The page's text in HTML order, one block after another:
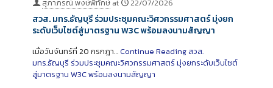
สุภาภรณ์ พงษ์พิทักษ์ at 22/07/2026
สวส. มทร.ธัญบุรี ร่วมประชุมคณะวิศวกรรมศาสตร์ มุ่งยก
ระดับเว็บไซต์สู่มาตรฐาน W3C พร้อมลงนามสัญญา
เมื่อวันจันทร์ที่ 20 กรกฎา… Continue Reading สวส.
มทร.ธัญบุรี ร่วมประชุมคณะวิศวกรรมศาสตร์ มุ่งยกระดับเว็บไซต์
สู่มาตรฐาน W3C พร้อมลงนามสัญญา